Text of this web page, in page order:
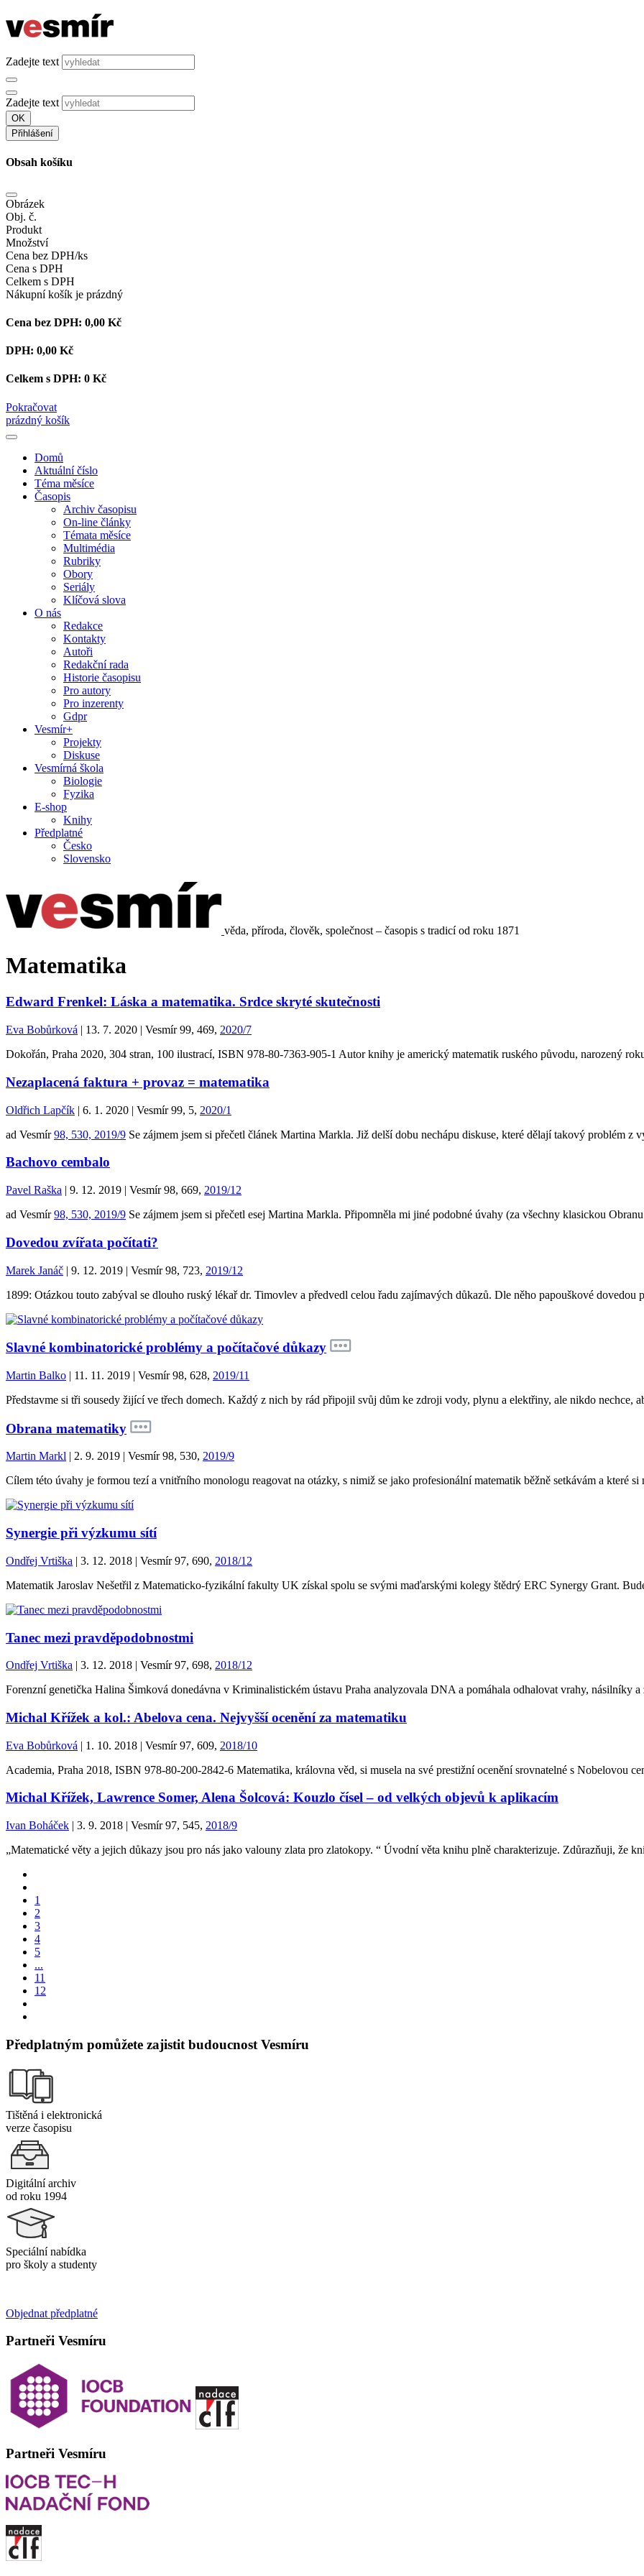
Zadejte text
Zadejte text
OK
Přihlášení
Obsah košíku
Obrázek
Obj. č.
Produkt
Množství
Cena bez DPH/ks
Cena s DPH
Celkem s DPH
Nákupní košík je prázdný
Cena bez DPH: 0,00 Kč
DPH: 0,00 Kč
Celkem s DPH: 0 Kč
Pokračovat
prázdný košík
Domů
Aktuální číslo
Téma měsíce
Časopis
Archiv časopisu
On-line články
Témata měsíce
Multimédia
Rubriky
Obory
Seriály
Klíčová slova
O nás
Redakce
Kontakty
Autoři
Redakční rada
Historie časopisu
Pro autory
Pro inzerenty
Gdpr
Vesmír+
Projekty
Diskuse
Vesmírná škola
Biologie
Fyzika
E-shop
Knihy
Předplatné
Česko
Slovensko
věda, příroda, člověk, společnost – časopis s tradicí od roku 1871
Matematika
Edward Frenkel: Láska a matematika. Srdce skryté skutečnosti
Eva Bobůrková | 13. 7. 2020 | Vesmír 99, 469, 2020/7
Dokořán, Praha 2020, 304 stran, 100 ilustrací, ISBN 978-80-7363-905-1 Autor knihy je americký matematik ruského původu, narozený
Nezaplacená faktura + provaz = matematika
Oldřich Lapčík | 6. 1. 2020 | Vesmír 99, 5, 2020/1
ad Vesmír98, 530, 2019/9 Se zájmem jsem si přečetl článek Martina Markla. Již delší dobu nechápu diskuse, které dělají takový problém z
Bachovo cembalo
Pavel Raška | 9. 12. 2019 | Vesmír 98, 669, 2019/12
ad Vesmír98, 530, 2019/9 Se zájmem jsem si přečetl esej Martina Markla. Připomněla mi jiné podobné úvahy (za všechny klasickou
Dovedou zvířata počítati?
Marek Janáč | 9. 12. 2019 | Vesmír 98, 723, 2019/12
1899: Otázkou touto zabýval se dlouho ruský lékař dr. Timovlev a předvedl celou řadu zajímavých důkazů. Dle něho papouškové dovedou
Slavné kombinatorické problémy a počítačové důkazy
Martin Balko | 11. 11. 2019 | Vesmír 98, 628, 2019/11
Představme si tři sousedy žijící ve třech domech. Každý z nich by rád připojil svůj dům ke zdroji vody, plynu a elektřiny, ale nikdo nechce,
Obrana matematiky
Martin Markl | 2. 9. 2019 | Vesmír 98, 530, 2019/9
Cílem této úvahy je formou tezí a vnitřního monologu reagovat na otázky, s nimiž se jako profesionální matematik běžně setkávám a které si
Synergie při výzkumu sítí
Ondřej Vrtiška | 3. 12. 2018 | Vesmír 97, 690, 2018/12
Matematik Jaroslav Nešetřil z Matematicko-fyzikální fakulty UK získal spolu se svými maďarskými kolegy štědrý ERC Synergy Grant.
Tanec mezi pravděpodobnostmi
Ondřej Vrtiška | 3. 12. 2018 | Vesmír 97, 698, 2018/12
Forenzní genetička Halina Šimková donedávna v Kriminalistickém ústavu Praha analyzovala DNA a pomáhala odhalovat vrahy, násilníky
Michal Křížek a kol.: Abelova cena. Nejvyšší ocenění za matematiku
Eva Bobůrková | 1. 10. 2018 | Vesmír 97, 609, 2018/10
Academia, Praha 2018, ISBN 978-80-200-2842-6 Matematika, královna věd, si musela na své prestižní ocenění srovnatelné s Nobelovou
Michal Křížek, Lawrence Somer, Alena Šolcová: Kouzlo čísel – od velkých objevů k aplikacím
Ivan Boháček | 3. 9. 2018 | Vesmír 97, 545, 2018/9
„Matematické věty a jejich důkazy jsou pro nás jako valouny zlata pro zlatokopy. “ Úvodní věta knihu plně charakterizuje. Zdůrazňuji, že
1
2
3
4
5
...
11
12
Předplatným pomůžete zajistit budoucnost Vesmíru
Tištěná i elektronická
verze časopisu
Digitální archiv
od roku 1994
Speciální nabídka
pro školy a studenty
Objednat předplatné
Partneři Vesmíru
Partneři Vesmíru